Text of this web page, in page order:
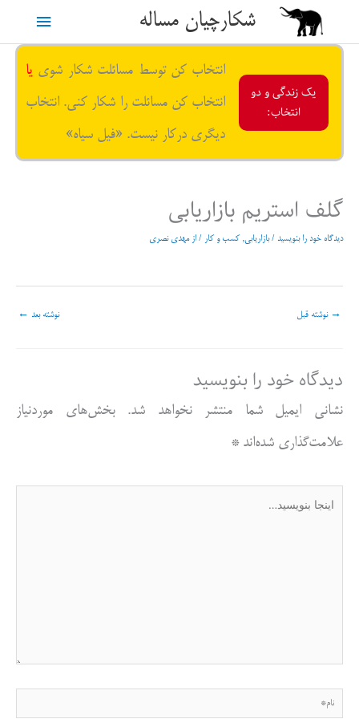
محتوا
شکارچیان مساله
فهرست
یک زندگی و دو
انتخاب:
انتخاب کن توسط مسائلت شکار شوی یا
انتخاب کن مسائلت را شکار کنی. انتخاب
دیگری درکار نیست. «فیل سیاه»
گلف استریم بازاریابی
دیدگاه‌ خود را بنویسید /بازاریابی, کسب و کار / از مهدی نصری
→ نوشته قبل نوشته بعد ←
دیدگاه‌ خود را بنویسید
نشانی ایمیل شما منتشر نخواهد شد.
بخش‌های موردنیاز
علامت‌گذاری شده‌اند*
نام*